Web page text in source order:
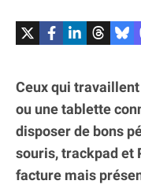
Ceux qui
ou une tablette
disposer de bons
souris, trackpad et
facture mais